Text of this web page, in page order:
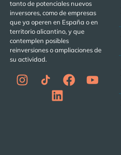
tanto de potenciales nuevos
inversores, como de empresas
que ya operen en España o en
territorio alicantino, y que
contemplen posibles
reinversiones o ampliaciones de
su actividad.